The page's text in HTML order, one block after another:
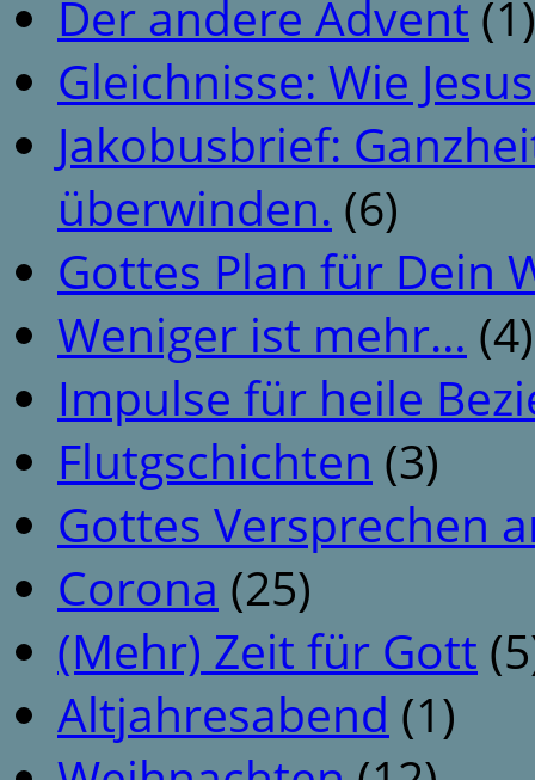
Der andere Advent (1)
Gleichnisse: Wie
Jakobusbrief:
überwinden. (6)
Gottes Plan für Dein
Weniger ist mehr… (4)
Impulse für heile
Flutgschichten (3)
Gottes Versprechen
Corona (25)
(Mehr) Zeit für Gott
Altjahresabend (1)